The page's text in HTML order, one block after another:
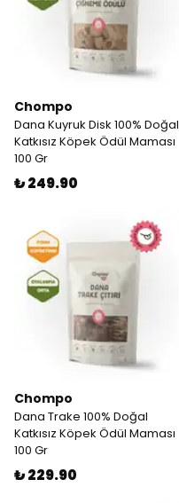
Chompo
Dana Kuyruk Disk 100% Doğal
Katkısız Köpek Ödül Maması
100 Gr
₺ 249.90
Chompo
Dana Trake 100% Doğal
Katkısız Köpek Ödül Maması
100 Gr
₺ 229.90